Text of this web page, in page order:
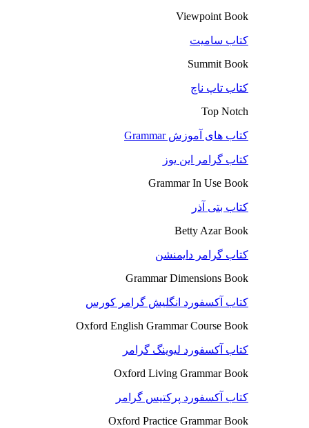
Viewpoint Book
کتاب سامیت
Summit Book
کتاب تاپ ناچ
Top Notch
کتاب های آموزش Grammar
کتاب گرامر این یوز
Grammar In Use Book
کتاب بتی آذر
Betty Azar Book
کتاب گرامر دایمنشن
Grammar Dimensions Book
کتاب آکسفورد انگلیش گرامر کورس
Oxford English Grammar Course Book
کتاب آکسفورد لیوینگ گرامر
Oxford Living Grammar Book
کتاب آکسفورد پرکتیس گرامر
Oxford Practice Grammar Book